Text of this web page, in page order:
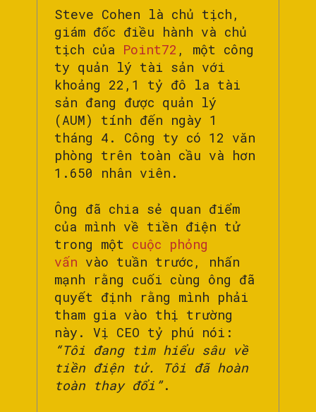
Steve Cohen là chủ tịch,
giám đốc điều hành và chủ
tịch của Point72 , một công
ty quản lý tài sản với
khoảng 22,1 tỷ đô la tài
sản đang được quản lý
(AUM) tính đến ngày 1
tháng 4. Công ty có 12 văn
phòng trên toàn cầu và hơn
1.650 nhân viên.
Ông đã chia sẻ quan điểm
của mình về tiền điện tử
trong một cuộc phỏng
vấn vào tuần trước, nhấn
mạnh rằng cuối cùng ông đã
quyết định rằng mình phải
tham gia vào thị trường
này. Vị CEO tỷ phú nói:
“Tôi đang tìm hiểu sâu về
tiền điện tử. Tôi đã hoàn
toàn thay đổi”.